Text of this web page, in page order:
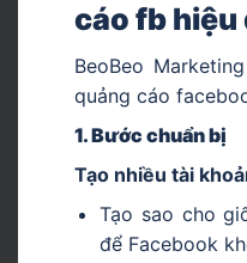
cáo fb hiệu
BeoBeo
quảng cáo
1. Bước chuẩn bị
Tạo nhiều tài
Tạo sao cho
để Facebook